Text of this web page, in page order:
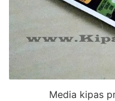
Media kipas